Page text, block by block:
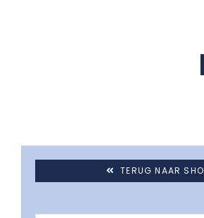
TERUG NAAR